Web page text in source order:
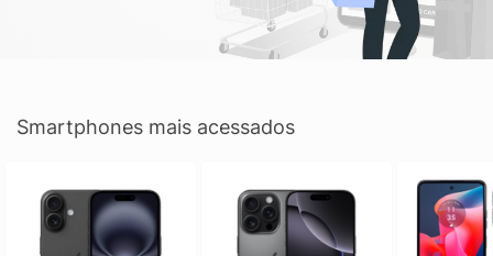
Smartphones mais acessados